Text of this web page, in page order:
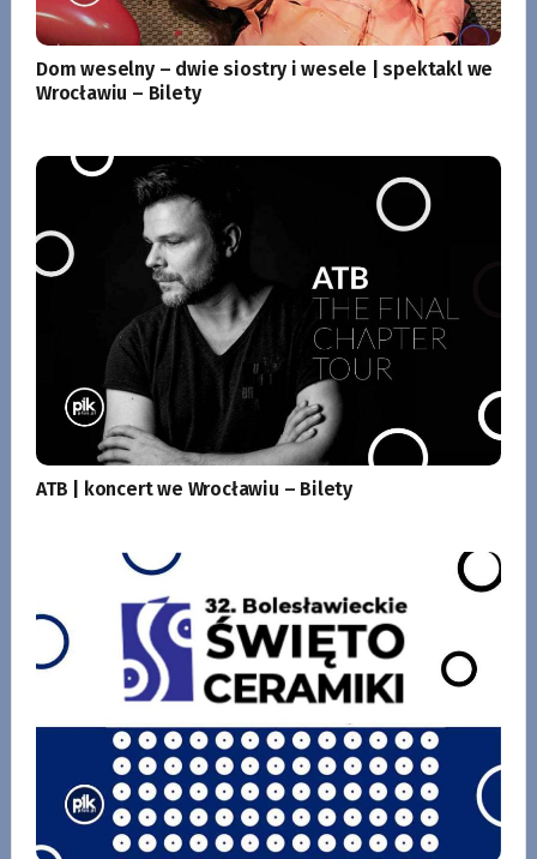
Dom weselny – dwie siostry i wesele | spektakl we
Wrocławiu – Bilety
ATB | koncert we Wrocławiu – Bilety